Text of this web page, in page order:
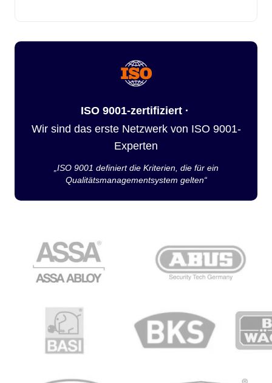
ISO 9001-zertifiziert ·
Wir sind das erste Netzwerk von ISO 9001-
Experten
„ISO 9001 definiert die Kriterien, die für ein
Qualitätsmanagementsystem gelten“